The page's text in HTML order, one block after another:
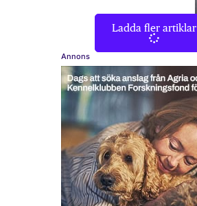
Ladda fler artiklar
Annons